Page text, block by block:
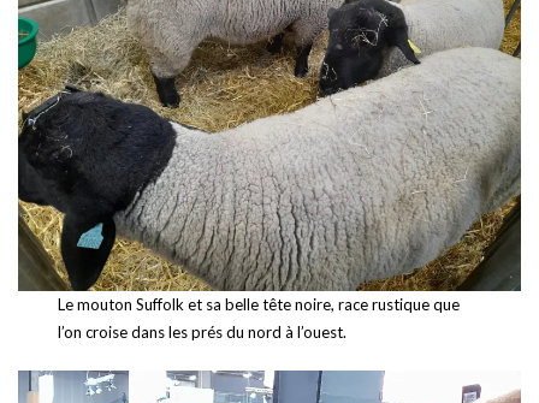
Le mouton Suffolk et sa belle tête noire, race rustique que
l’on croise dans les prés du nord à l’ouest.